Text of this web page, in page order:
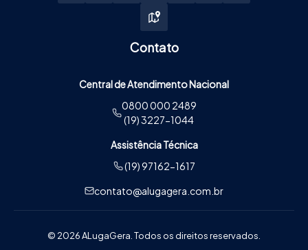
Contato
Central de Atendimento Nacional
0800 000 2489
(19) 3227-1044
Assistência Técnica
(19) 97162-1617
contato@alugagera.com.br
© 2026 ALugaGera. Todos os direitos reservados.